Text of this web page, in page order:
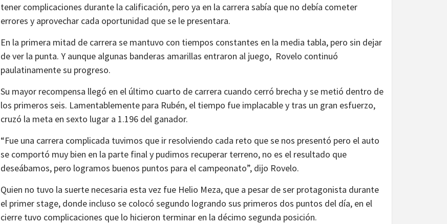
tener complicaciones durante la calificación, pero ya en la carrera sabía que no debía cometer
errores y aprovechar cada oportunidad que se le presentara.
En la primera mitad de carrera se mantuvo con tiempos constantes en la media tabla, pero sin dejar
de ver la punta. Y aunque algunas banderas amarillas entraron al juego, Rovelo continuó
paulatinamente su progreso.
Su mayor recompensa llegó en el último cuarto de carrera cuando cerró brecha y se metió dentro de
los primeros seis. Lamentablemente para Rubén, el tiempo fue implacable y tras un gran esfuerzo,
cruzó la meta en sexto lugar a 1.196 del ganador.
“Fue una carrera complicada tuvimos que ir resolviendo cada reto que se nos presentó pero el auto
se comportó muy bien en la parte final y pudimos recuperar terreno, no es el resultado que
deseábamos, pero logramos buenos puntos para el campeonato”, dijo Rovelo.
Quien no tuvo la suerte necesaria esta vez fue Helio Meza, que a pesar de ser protagonista durante
el primer stage, donde incluso se colocó segundo logrando sus primeros dos puntos del día, en el
cierre tuvo complicaciones que lo hicieron terminar en la décimo segunda posición.